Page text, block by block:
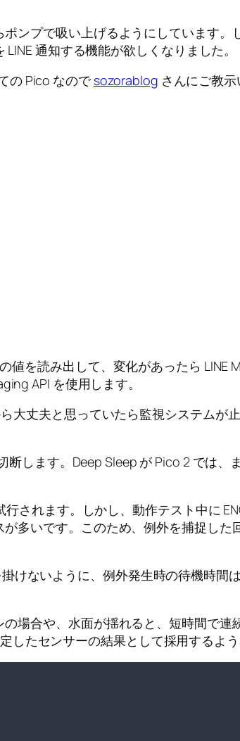
ンプで吸い上げるようにしています。
通知する機能が欲しくなりました。
の Pico なのでsozorablog さんにご教
を読み出して、変化があったら LINE
API を使用します。
大丈夫と思っていたら監視システムが
します。Deep Sleep が Pico 2 では、
されます。しかし、動作テスト中に
多いです。このため、例外を捕捉した
けないように、例外発生時の待機時間
場合や、水面が揺れると、短時間で連
したセンサーの結果として採用するよう